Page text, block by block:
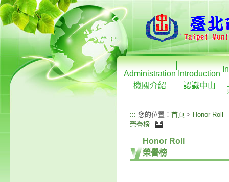
:::
Administration
機關介紹
Introduction
認識中山
::: 您的位置： 首頁 > Honor Roll
榮譽榜.
Honor Roll
榮譽榜